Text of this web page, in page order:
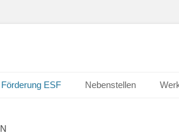
Förderung ESF Nebenstellen